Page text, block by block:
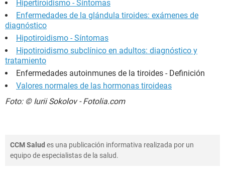
Hipertiroidismo - Síntomas
Enfermedades de la glándula tiroides: exámenes de
diagnóstico
Hipotiroidismo - Síntomas
Hipotiroidismo subclínico en adultos: diagnóstico y
tratamiento
Enfermedades autoinmunes de la tiroides - Definición
Valores normales de las hormonas tiroideas
Foto: © Iurii Sokolov - Fotolia.com
CCM Salud es una publicación informativa realizada por un
equipo de especialistas de la salud.